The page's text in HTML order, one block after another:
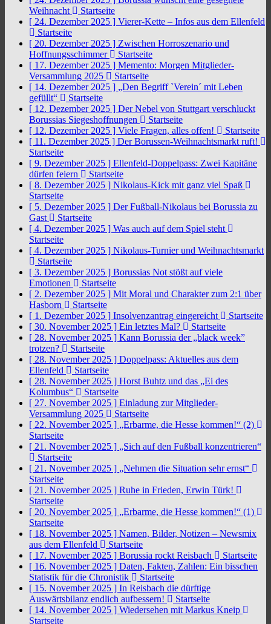
Weihnacht
Startseite
[ 24. Dezember 2025 ] Vierer-Kette – Infos aus dem Ellenfeld
Startseite
[ 20. Dezember 2025 ] Zwischen Horroszenario und
Hoffnungsschimmer
Startseite
[ 17. Dezember 2025 ] Memento: Morgen Mitglieder-
Versammlung 2025
Startseite
[ 14. Dezember 2025 ] „Den Begriff `Verein´ mit Leben
gefüllt“
Startseite
[ 12. Dezember 2025 ] Der Nebel von Stuttgart verschluckt
Borussias Siegeshoffnungen
Startseite
[ 12. Dezember 2025 ] Viele Fragen, alles offen!
Startseite
[ 11. Dezember 2025 ] Der Borussen-Weihnachtsmarkt ruft!
Startseite
[ 9. Dezember 2025 ] Ellenfeld-Doppelpass: Zwei Kapitäne
dürfen feiern
Startseite
[ 8. Dezember 2025 ] Nikolaus-Kick mit ganz viel Spaß
Startseite
[ 5. Dezember 2025 ] Der Fußball-Nikolaus bei Borussia zu
Gast
Startseite
[ 4. Dezember 2025 ] Was auch auf dem Spiel steht
Startseite
[ 4. Dezember 2025 ] Nikolaus-Turnier und Weihnachtsmarkt
Startseite
[ 3. Dezember 2025 ] Borussias Not stößt auf viele
Emotionen
Startseite
[ 2. Dezember 2025 ] Mit Moral und Charakter zum 2:1 über
Hasborn
Startseite
[ 1. Dezember 2025 ] Insolvenzantrag eingereicht
Startseite
[ 30. November 2025 ] Ein letztes Mal?
Startseite
[ 28. November 2025 ] Kann Borussia der „black week”
trotzen?
Startseite
[ 28. November 2025 ] Doppelpass: Aktuelles aus dem
Ellenfeld
Startseite
[ 28. November 2025 ] Horst Buhtz und das „Ei des
Kolumbus“
Startseite
[ 27. November 2025 ] Einladung zur Mitglieder-
Versammlung 2025
Startseite
[ 22. November 2025 ] „Erbarme, die Hesse kommen!“ (2)
Startseite
[ 21. November 2025 ] „Sich auf den Fußball konzentrieren“
Startseite
[ 21. November 2025 ] „Nehmen die Situation sehr ernst“
Startseite
[ 21. November 2025 ] Ruhe in Frieden, Erwin Türk!
Startseite
[ 20. November 2025 ] „Erbarme, die Hesse kommen!“ (1)
Startseite
[ 18. November 2025 ] Namen, Bilder, Notizen – Newsmix
aus dem Ellenfeld
Startseite
[ 17. November 2025 ] Borussia rockt Reisbach
Startseite
[ 16. November 2025 ] Daten, Fakten, Zahlen: Ein bisschen
Statistik für die Chronistik
Startseite
[ 15. November 2025 ] In Reisbach die dürftige
Auswärtsbilanz endlich aufbessern!
Startseite
[ 14. November 2025 ] Wiedersehen mit Markus Kneip
Startseite